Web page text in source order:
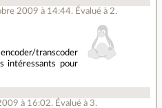
2009 à 14:44. Évalué à 2.
transcoder
intéressants pour
à 16:02. Évalué à 3.